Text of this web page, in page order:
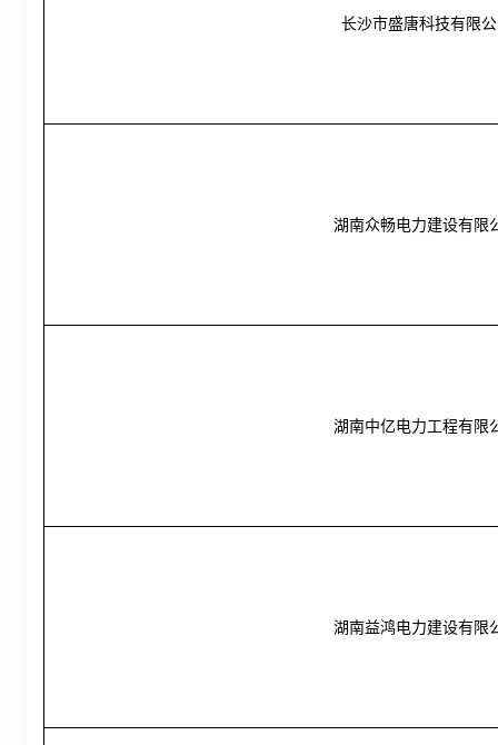
长沙市盛唐科技有限
湖南众畅电力建设有限
湖南中亿电力工程有限
湖南益鸿电力建设有限